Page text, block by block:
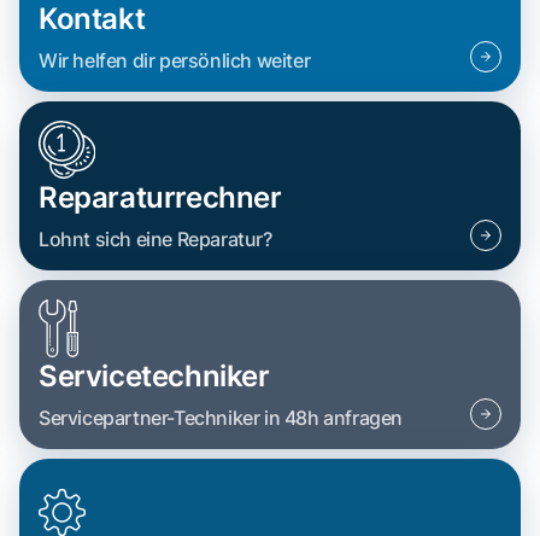
Kontakt
Wir helfen dir persönlich weiter
Reparaturrechner
Lohnt sich eine Reparatur?
Servicetechniker
Servicepartner-Techniker in 48h anfragen